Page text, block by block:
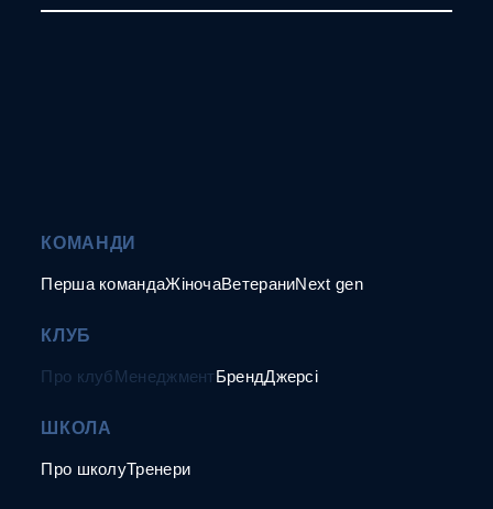
КОМАНДИ
Перша командаЖіночаВетераниNext gen
КЛУБ
Про клубМенеджментБрендДжерсі
ШКОЛА
Про школуТренери